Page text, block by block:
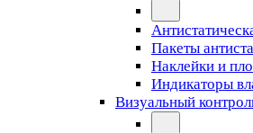
Пакеты
Наклейки и
Индикаторы
Визуальный